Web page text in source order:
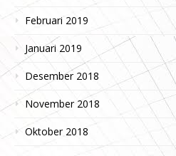
Februari 2019
Januari 2019
Desember 2018
November 2018
Oktober 2018